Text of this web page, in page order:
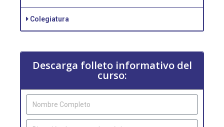
Colegiatura
Descarga folleto informativo del
curso: